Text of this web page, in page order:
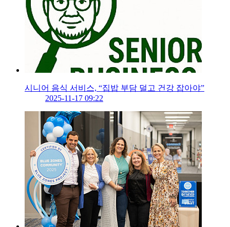
시니어 음식 서비스, “집밥 부담 덜고 건강 잡아야”
2025-11-17 09:22